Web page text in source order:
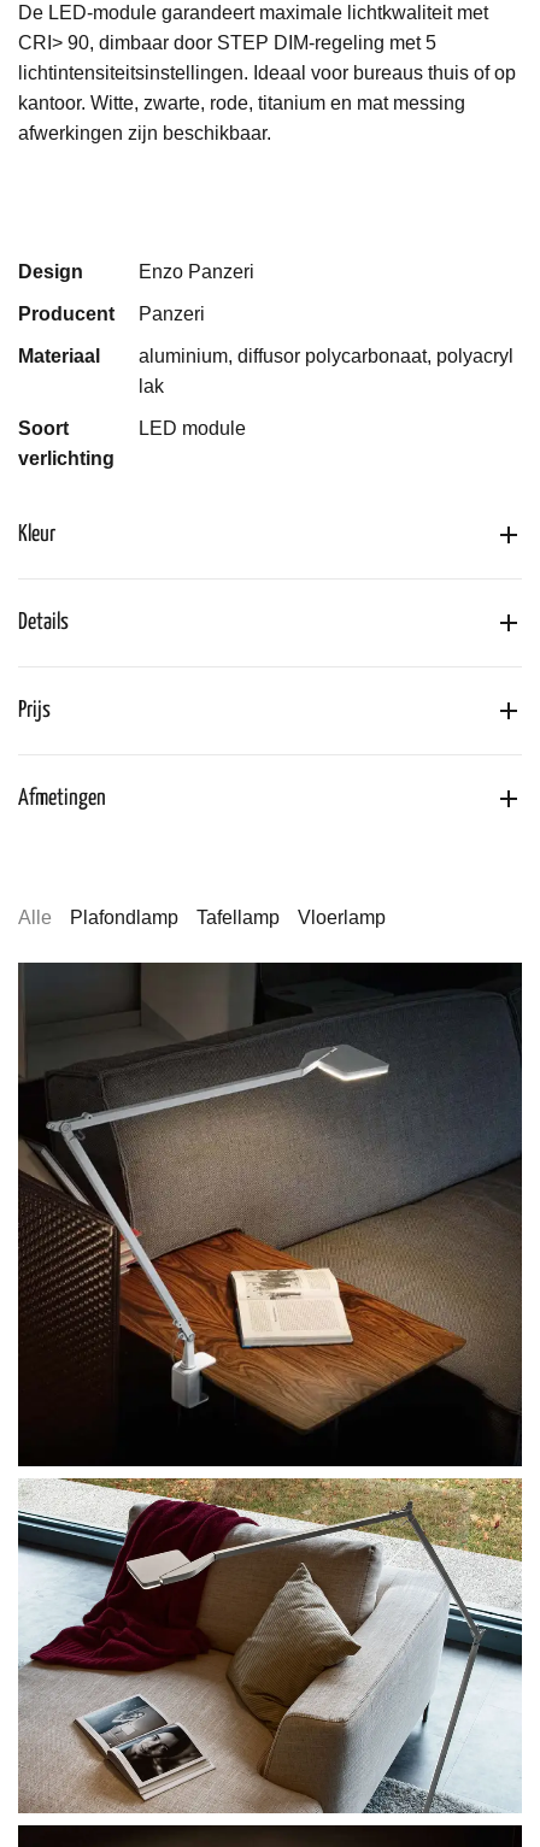
De LED-module garandeert maximale lichtkwaliteit met
CRI> 90, dimbaar door STEP DIM-regeling met 5
lichtintensiteitsinstellingen. I deaal voor bureaus thuis of op
kantoor. Witte, zwarte, rode, titanium en mat messing
afwerkingen zijn beschikbaar.
Design Enzo Panzeri
Producent Panzeri
Materiaal
aluminium, diffusor polycarbonaat, polyacryl
lak
Soort
verlichting
LED module
Kleur
Details
Prijs
Afmetingen
Alle Plafondlamp Tafellamp Vloerlamp